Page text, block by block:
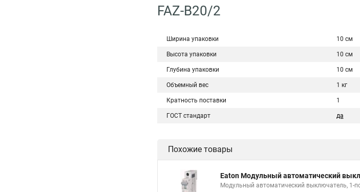
FAZ-B20/2
Ширина упаковки 10 см
Высота упаковки 10 см
Глубина упаковки 10 см
Объемный вес 1 кг
Кратность поставки 1
ГОСТ стандарт да
Похожие товары
Eaton Модульный автоматический
Модульный автоматический выключатель, 1-